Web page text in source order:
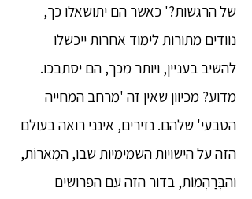
של הרגשות?' כאשר הם יתושאלו כך,
נוודים מתורות לימוד אחרות ייכשלו
להשיב בעניין, ויותר מכך, הם יסתבכו.
מדוע? מכיוון שאין זה 'מרחב המחייה
הטבעי' שלהם. נזירים, אינני רואה בעולם
הזה על הישויות השמימיות שבו, המָארוֹת,
והבְּרַהְמוֹת, בדור הזה עם הפרושים